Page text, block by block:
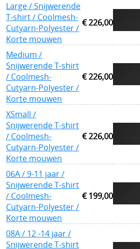
Q&A
MERKEN
Website vbrbelgium
Terreurdreiging 2024
Terreurdreiging
Zelfverdediging tegen
Terreurdreiging
Snijwerende kledij
Beschermende kledij
Large / Snijwerende
T-shirt / Coolmesh-
Cutyarn-Polyester /
Korte mouwen
€ 226,00
Medium /
Snijwerende T-shirt
/ Coolmesh-
Cutyarn-Polyester /
Korte mouwen
€ 226,00
XSmall /
Snijwerende T-shirt
/ Coolmesh-
Cutyarn-Polyester /
Korte mouwen
€ 226,00
06A / 9-11 jaar /
Snijwerende T-shirt
/ Coolmesh-
Cutyarn-Polyester /
Korte mouwen
€ 199,00
08A / 12 -14 jaar /
Snijwerende T-shirt